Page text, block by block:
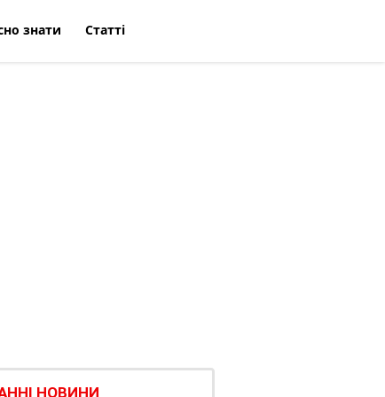
знати Статті
НОВИНИ